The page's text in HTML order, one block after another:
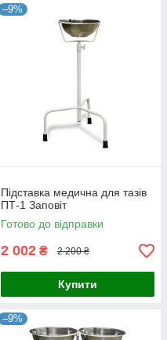
–9%
Підставка медична для тазів
ПТ-1 Заповіт
Готово до відправки
2 002 ₴ 2 200 ₴
Купити
–9%